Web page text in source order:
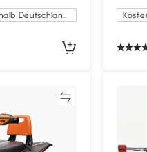
Kostenlose Lieferung innerhalb Deutschlands